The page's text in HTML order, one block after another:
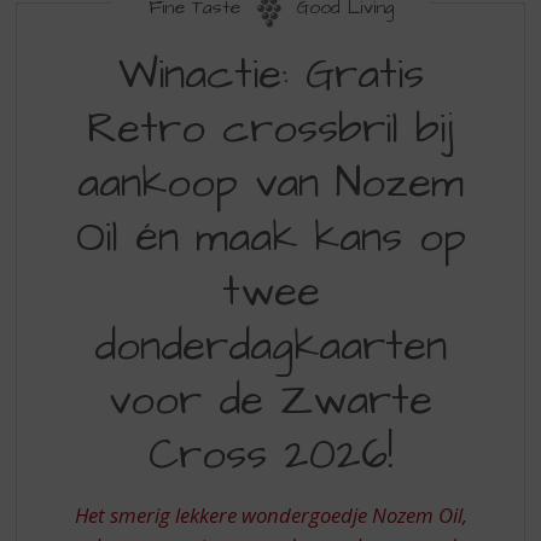
Fine Taste Good Living
WINACTIE
GRATIS
RETRO
CROSSBRIL
OF
MAAK
ZWARTE
CROSS
KAARTEN
Winactie: Gratis
Retro crossbril bij
aankoop van Nozem
Oil én maak kans op
twee
donderdagkaarten
voor de Zwarte
Cross 2026!
Het smerig lekkere wondergoedje Nozem Oil,